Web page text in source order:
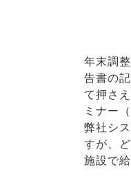
年末調
告書の
て押さ
ミナー
弊社シ
すが、
施設で